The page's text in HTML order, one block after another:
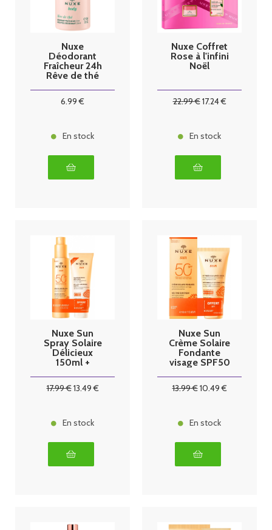
Nuxe
Déodorant
Fraîcheur 24h
Rêve de thé
6.99 €
En stock
Nuxe Coffret
Rose à l'infini
Noël
22.99€17.24€
En stock
Nuxe Sun
Spray Solaire
Délicieux
150ml +
soleil 100ml
17.99€13.49€
En stock
Nuxe Sun
Crème Solaire
Fondante
visage SPF50
soleil 50ml
13.99€10.49€
En stock